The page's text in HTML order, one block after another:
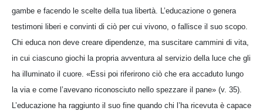
gambe e facendo le scelte della tua libertà. L’educazione o genera
testimoni liberi e convinti di ciò per cui vivono, o fallisce il suo scopo.
Chi educa non deve creare dipendenze, ma suscitare cammini di vita,
in cui ciascuno giochi la propria avventura al servizio della luce che gli
ha illuminato il cuore. «Essi poi riferirono ciò che era accaduto lungo
la via e come l’avevano riconosciuto nello spezzare il pane» (v. 35).
L’edu­ca­zione ha raggiunto il suo fine quando chi l’ha ricevuta è capace